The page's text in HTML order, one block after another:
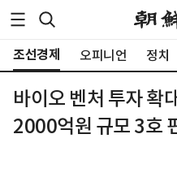
조선경제 오피니언 정치
바이오 벤처 투자 확
2000억원 규모 3호